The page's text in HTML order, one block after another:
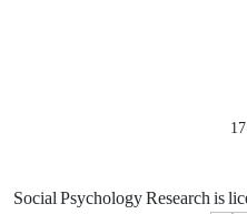
Social Psychology Research is